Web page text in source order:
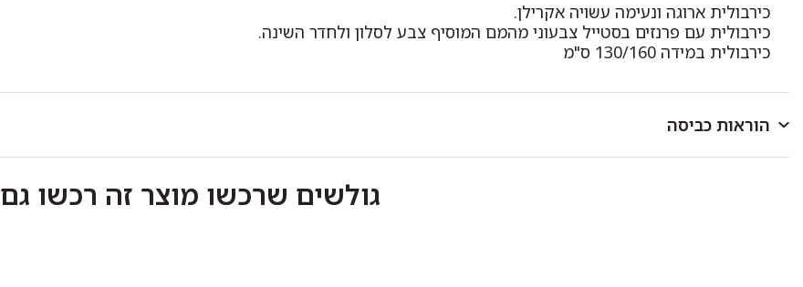
כירבולית ארוגה ונעימה עשויה אקרילן.
כירבולית עם פרנזים בסטייל צבעוני מהמם המוסיף צבע לסלון ולחדר השינה.
כירבולית במידה 130/160 ס"מ
הוראות כביסה
גולשים שרכשו מוצר זה רכשו גם